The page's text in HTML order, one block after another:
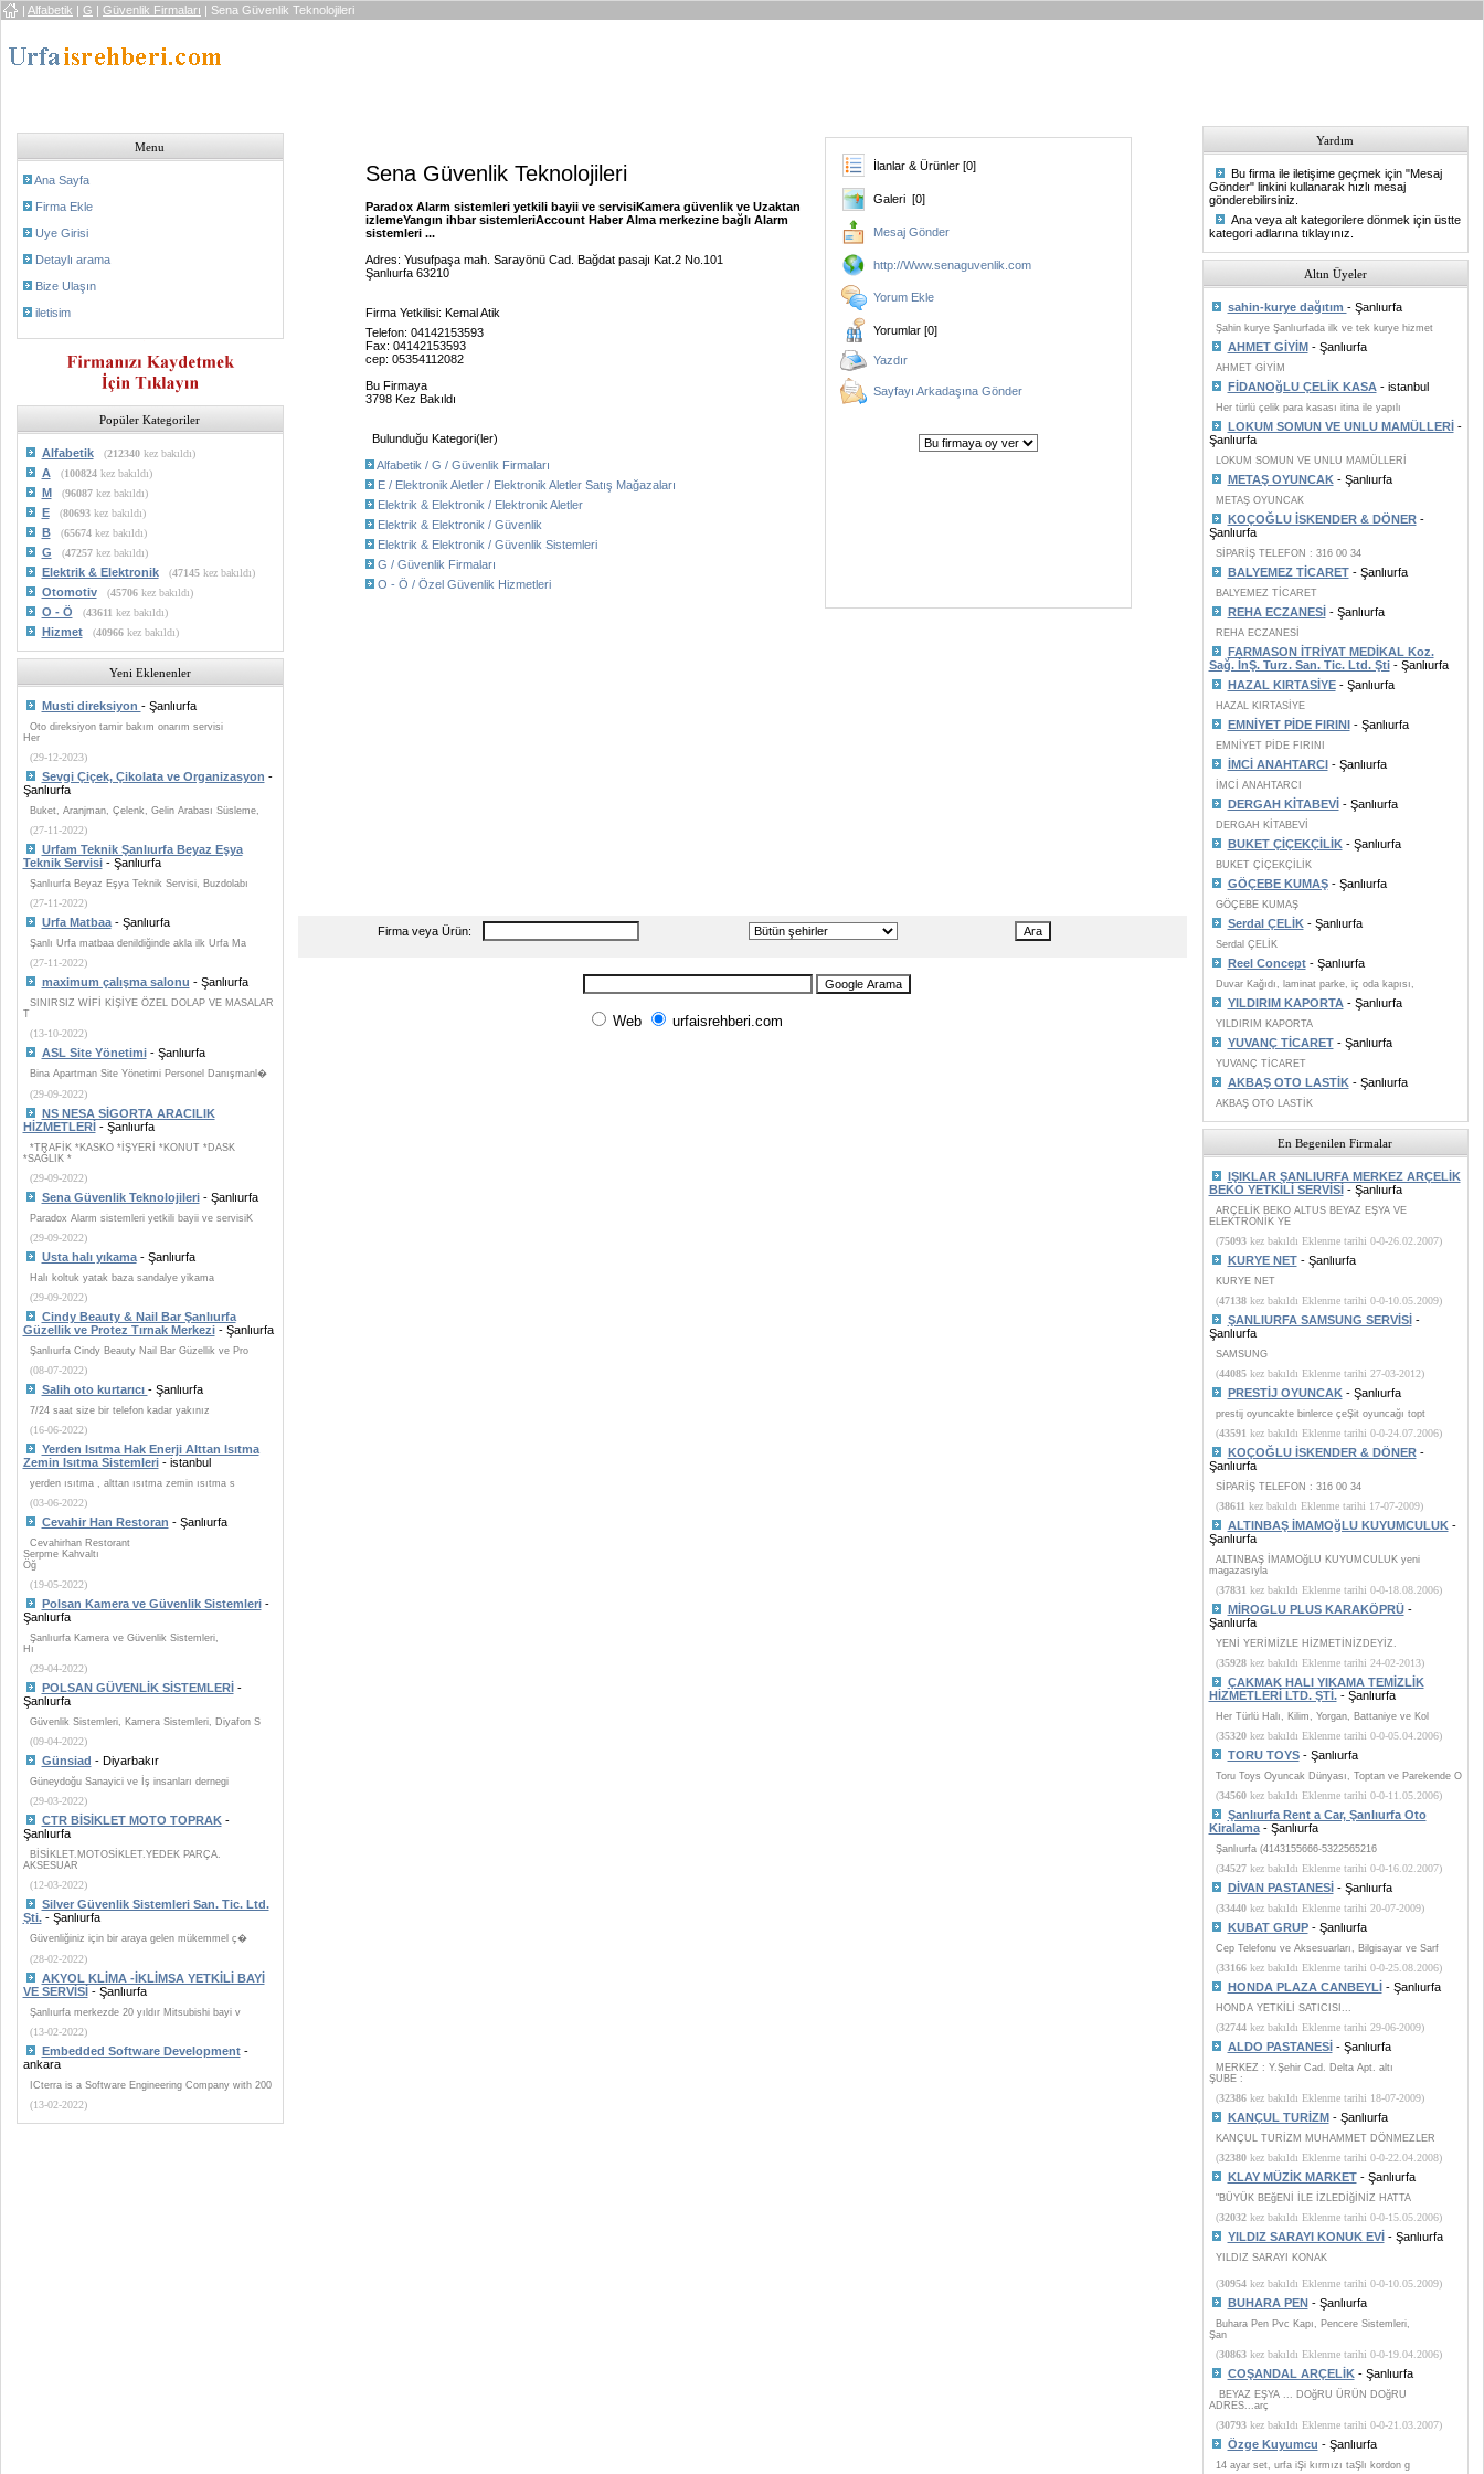
| Alfabetik | G | Güvenlik Firmaları | Sena Güvenlik Teknolojileri
Menu
Ana Sayfa
Firma Ekle
Uye Girisi
Detaylı arama
Bize Ulaşın
iletisim
Popüler Kategoriler
Alfabetik (212340kez bakıldı)
A (100824kez bakıldı)
M (96087kez bakıldı)
E (80693kez bakıldı)
B (65674kez bakıldı)
G (47257kez bakıldı)
Elektrik & Elektronik (47145kez bakıldı)
Otomotiv (45706kez bakıldı)
O - Ö (43611 kez bakıldı)
Hizmet (40966kez bakıldı)
Yeni Eklenenler
Musti direksiyon - Şanlıurfa
Oto direksiyon tamir bakım onarım servisi
Her
(29-12-2023)
Sevgi Çiçek, Çikolata ve Organizasyon -
Şanlıurfa
Buket, Aranjman, Çelenk, Gelin Arabası Süsleme,
(27-11-2022)
Urfam Teknik Şanlıurfa Beyaz Eşya
Teknik Servisi- Şanlıurfa
Şanlıurfa Beyaz Eşya Teknik Servisi, Buzdolabı
(27-11-2022)
Urfa Matbaa- Şanlıurfa
Şanlı Urfa matbaa denildiğinde akla ilk Urfa Ma
(27-11-2022)
maximum çalışma salonu - Şanlıurfa
SINIRSIZ WİFİ KİŞİYE ÖZEL DOLAP VE MASALAR
T
(13-10-2022)
ASL Site Yönetimi- Şanlıurfa
Bina Apartman Site Yönetimi Personel Danışmanl�
(29-09-2022)
NS NESA SİGORTA ARACILIK
HİZMETLERİ- Şanlıurfa
*TRAFİK *KASKO *İŞYERİ *KONUT *DASK
*SAĞLIK *
(29-09-2022)
Sena Güvenlik Teknolojileri- Şanlıurfa
Paradox Alarm sistemleri yetkili bayii ve servisiK
(29-09-2022)
Usta halı yıkama- Şanlıurfa
Halı koltuk yatak baza sandalye yikama
(29-09-2022)
Cindy Beauty & Nail Bar Şanlıurfa
Güzellik ve Protez Tırnak Merkezi- Şanlıurfa
Şanlıurfa Cindy Beauty Nail Bar Güzellik ve Pro
(08-07-2022)
Salih oto kurtarıcı - Şanlıurfa
7/24 saat size bir telefon kadar yakınız
(16-06-2022)
Yerden Isıtma Hak Enerji Alttan Isıtma
Zemin Isıtma Sistemleri- istanbul
yerden ısıtma , alttan ısıtma zemin ısıtma s
(03-06-2022)
Cevahir Han Restoran - Şanlıurfa
Cevahirhan Restorant
Serpme Kahvaltı
Öğ
(19-05-2022)
Polsan Kamera ve Güvenlik Sistemleri-
Şanlıurfa
Şanlıurfa Kamera ve Güvenlik Sistemleri,
Hı
(29-04-2022)
POLSAN GÜVENLİK SİSTEMLERİ-
Şanlıurfa
Güvenlik Sistemleri, Kamera Sistemleri, Diyafon S
(09-04-2022)
Günsiad - Diyarbakır
Güneydoğu Sanayici ve İş insanları dernegi
(29-03-2022)
CTR BİSİKLET MOTO TOPRAK-
Şanlıurfa
BİSİKLET.MOTOSİKLET.YEDEK PARÇA.
AKSESUAR
(12-03-2022)
Silver Güvenlik Sistemleri San. Tic. Ltd.
Şti.- Şanlıurfa
Güvenliğiniz için bir araya gelen mükemmel ç�
(28-02-2022)
AKYOL KLİMA -İKLİMSA YETKİLİ BAYİ
VE SERVİSİ- Şanlıurfa
Şanlıurfa merkezde 20 yıldır Mitsubishi bayi v
(13-02-2022)
Embedded Software Development-
ankara
ICterra is a Software Engineering Company with 200
(13-02-2022)
Sena Güvenlik Teknolojileri
Paradox Alarm sistemleri yetkili bayii ve servisiKamera güvenlik ve Uzaktan
izlemeYangın ihbar sistemleriAccount Haber Alma merkezine bağlı Alarm
sistemleri ...
Adres: Yusufpaşa mah. Sarayönü Cad. Bağdat pasajı Kat.2 No.101
Şanlıurfa 63210
Firma Yetkilisi: Kemal Atik
Telefon: 04142153593
Fax: 04142153593
cep: 05354112082
Bu Firmaya
3798 Kez Bakıldı
Bulunduğu Kategori(ler)
Alfabetik / G / Güvenlik Firmaları
E / Elektronik Aletler / Elektronik Aletler Satış Mağazaları
Elektrik & Elektronik / Elektronik Aletler
Elektrik & Elektronik / Güvenlik
Elektrik & Elektronik / Güvenlik Sistemleri
G / Güvenlik Firmaları
O - Ö / Özel Güvenlik Hizmetleri
İlanlar & Ürünler [0]
Galeri [0]
Mesaj Gönder
http://Www.senaguvenlik.com
Yorum Ekle
Yorumlar [0]
Yazdır
Sayfayı Arkadaşına Gönder
Firma veya Ürün:
Web urfaisrehberi.com
Yardım
Bu firma ile iletişime geçmek için "Mesaj
Gönder" linkini kullanarak hızlı mesaj
gönderebilirsiniz.
Ana veya alt kategorilere dönmek için üstte
kategori adlarına tıklayınız.
Altın Üyeler
sahin-kurye dağıtım - Şanlıurfa
Şahin kurye Şanlıurfada ilk ve tek kurye hizmet
AHMET GİYİM- Şanlıurfa
AHMET GİYİM
FİDANOğLU ÇELİK KASA - istanbul
Her türlü çelik para kasası itina ile yapılı
LOKUM SOMUN VE UNLU MAMÜLLERİ-
Şanlıurfa
LOKUM SOMUN VE UNLU MAMÜLLERİ
METAŞ OYUNCAK- Şanlıurfa
METAŞ OYUNCAK
KOÇOĞLU İSKENDER & DÖNER-
Şanlıurfa
SİPARİŞ TELEFON : 316 00 34
BALYEMEZ TİCARET- Şanlıurfa
BALYEMEZ TİCARET
REHA ECZANESİ- Şanlıurfa
REHA ECZANESİ
FARMASON İTRİYAT MEDİKAL Koz.
Sağ. İnŞ. Turz. San. Tic. Ltd. Şti- Şanlıurfa
HAZAL KIRTASİYE- Şanlıurfa
HAZAL KIRTASİYE
EMNİYET PİDE FIRINI- Şanlıurfa
EMNİYET PİDE FIRINI
İMCİ ANAHTARCI- Şanlıurfa
İMCİ ANAHTARCI
DERGAH KİTABEVİ- Şanlıurfa
DERGAH KİTABEVİ
BUKET ÇİÇEKÇİLİK- Şanlıurfa
BUKET ÇİÇEKÇİLİK
GÖÇEBE KUMAŞ- Şanlıurfa
GÖÇEBE KUMAŞ
Serdal ÇELİK- Şanlıurfa
Serdal ÇELİK
Reel Concept- Şanlıurfa
Duvar Kağıdı, laminat parke, iç oda kapısı,
YILDIRIM KAPORTA - Şanlıurfa
YILDIRIM KAPORTA
YUVANÇ TİCARET- Şanlıurfa
YUVANÇ TİCARET
AKBAŞ OTO LASTİK- Şanlıurfa
AKBAŞ OTO LASTİK
En Begenilen Firmalar
IŞIKLAR ŞANLIURFA MERKEZ ARÇELİK
BEKO YETKİLİ SERVİSİ- Şanlıurfa
ARÇELİK BEKO ALTUS BEYAZ EŞYA VE
ELEKTRONİK YE
(75093kez bakıldı Eklenme tarihi 0-0-26.02.2007)
KURYE NET- Şanlıurfa
KURYE NET
(47138kez bakıldı Eklenme tarihi 0-0-10.05.2009)
ŞANLIURFA SAMSUNG SERVİSİ-
Şanlıurfa
SAMSUNG
(44085kez bakıldı Eklenme tarihi 27-03-2012)
PRESTİJ OYUNCAK- Şanlıurfa
prestij oyuncakte binlerce çeŞit oyuncağı topt
(43591 kez bakıldı Eklenme tarihi 0-0-24.07.2006)
KOÇOĞLU İSKENDER & DÖNER-
Şanlıurfa
SİPARİŞ TELEFON : 316 00 34
(38611 kez bakıldı Eklenme tarihi 17-07-2009)
ALTINBAŞ İMAMOğLU KUYUMCULUK-
Şanlıurfa
ALTINBAŞ İMAMOğLU KUYUMCULUK yeni
magazasıyla
(37831 kez bakıldı Eklenme tarihi 0-0-18.08.2006)
MİROGLU PLUS KARAKÖPRÜ-
Şanlıurfa
YENİ YERİMİZLE HİZMETİNİZDEYİZ.
(35928kez bakıldı Eklenme tarihi 24-02-2013)
ÇAKMAK HALI YIKAMA TEMİZLİK
HİZMETLERİ LTD. ŞTİ.- Şanlıurfa
Her Türlü Halı, Kilim, Yorgan, Battaniye ve Kol
(35320kez bakıldı Eklenme tarihi 0-0-05.04.2006)
TORU TOYS- Şanlıurfa
Toru Toys Oyuncak Dünyası, Toptan ve Parekende O
(34560kez bakıldı Eklenme tarihi 0-0-11.05.2006)
Şanlıurfa Rent a Car, Şanlıurfa Oto
Kiralama- Şanlıurfa
Şanlıurfa (4143155666-5322565216
(34527kez bakıldı Eklenme tarihi 0-0-16.02.2007)
DİVAN PASTANESİ- Şanlıurfa
(33440kez bakıldı Eklenme tarihi 20-07-2009)
KUBAT GRUP- Şanlıurfa
Cep Telefonu ve Aksesuarları, Bilgisayar ve Sarf
(33166kez bakıldı Eklenme tarihi 0-0-25.08.2006)
HONDA PLAZA CANBEYLİ- Şanlıurfa
HONDA YETKİLİ SATICISI...
(32744kez bakıldı Eklenme tarihi 29-06-2009)
ALDO PASTANESİ- Şanlıurfa
MERKEZ : Y.Şehir Cad. Delta Apt. altı
ŞUBE :
(32386kez bakıldı Eklenme tarihi 18-07-2009)
KANÇUL TURİZM- Şanlıurfa
KANÇUL TURİZM MUHAMMET DÖNMEZLER
(32380kez bakıldı Eklenme tarihi 0-0-22.04.2008)
KLAY MÜZİK MARKET- Şanlıurfa
"BÜYÜK BEğENİ İLE İZLEDİğİNİZ HATTA
(32032kez bakıldı Eklenme tarihi 0-0-15.05.2006)
YILDIZ SARAYI KONUK EVİ- Şanlıurfa
YILDIZ SARAYI KONAK
(30954kez bakıldı Eklenme tarihi 0-0-10.05.2009)
BUHARA PEN- Şanlıurfa
Buhara Pen Pvc Kapı, Pencere Sistemleri,
Şan
(30863kez bakıldı Eklenme tarihi 0-0-19.04.2006)
COŞANDAL ARÇELİK- Şanlıurfa
BEYAZ EŞYA ... DOğRU ÜRÜN DOğRU
ADRES...arç
(30793kez bakıldı Eklenme tarihi 0-0-21.03.2007)
Özge Kuyumcu - Şanlıurfa
14 ayar set, urfa iŞi kırmızı taŞlı kordon g